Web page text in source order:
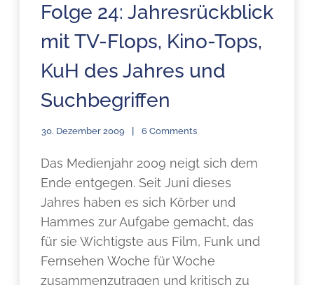
Folge 24: Jahresrückblick
mit TV-Flops, Kino-Tops,
KuH des Jahres und
Suchbegriffen
30. Dezember 2009 6 Comments
Das Medienjahr 2009 neigt sich dem
Ende entgegen. Seit Juni dieses
Jahres haben es sich Körber und
Hammes zur Aufgabe gemacht, das
für sie Wichtigste aus Film, Funk und
Fernsehen Woche für Woche
zusammenzutragen und kritisch zu